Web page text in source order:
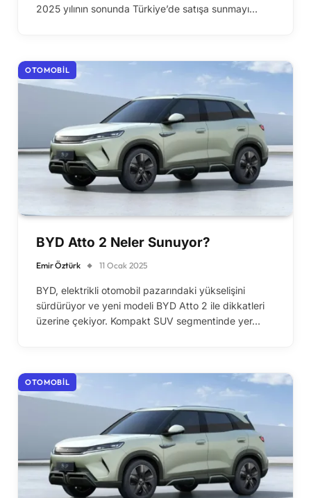
2025 yılının sonunda Türkiye’de satışa sunmayı…
OTOMOBIL
BYD Atto 2 Neler Sunuyor?
Emir Öztürk 11 Ocak 2025
BYD, elektrikli otomobil pazarındaki yükselişini
sürdürüyor ve yeni modeli BYD Atto 2 ile dikkatleri
üzerine çekiyor. Kompakt SUV segmentinde yer…
OTOMOBIL